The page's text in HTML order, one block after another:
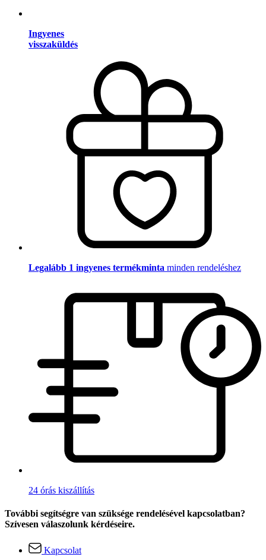
Ingyenes
visszaküldés
Legalább 1 ingyenes termékminta minden rendeléshez
24 órás kiszállítás
További segítségre van szüksége rendelésével kapcsolatban?
Szívesen válaszolunk kérdéseire.
Kapcsolat